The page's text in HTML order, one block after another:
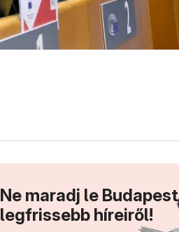
Ne maradj le Budapest
legfrissebb híreiről!